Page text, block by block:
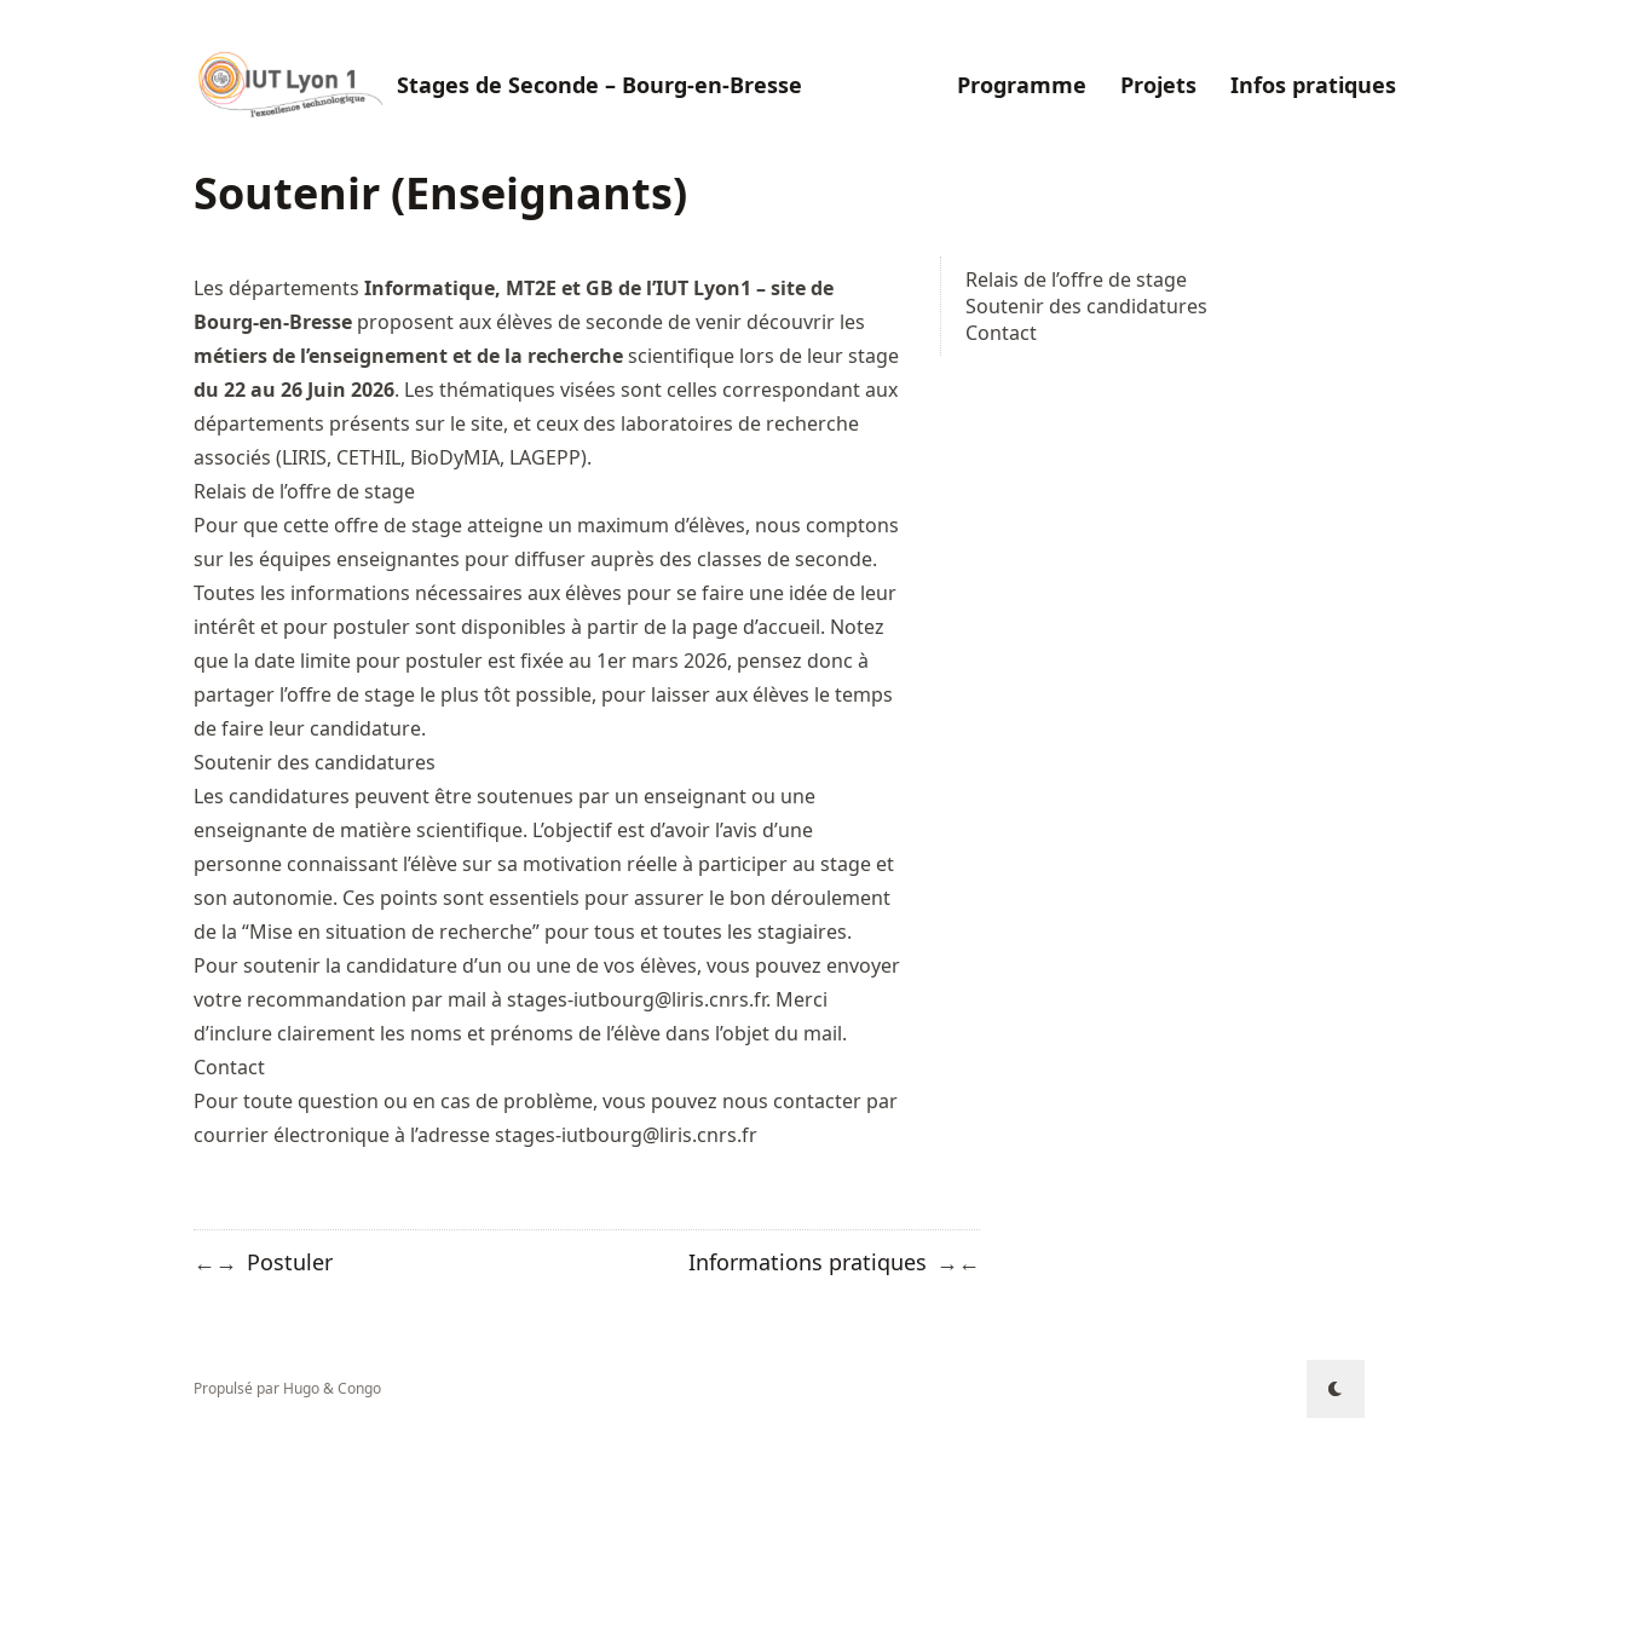
Stages de Seconde – Bourg-en-Bresse Programme Projets Infos pratiques
Soutenir (Enseignants)
Relais de l’offre de stage
Soutenir des candidatures
Contact
Les départements Informatique, MT2E et GB de l’IUT Lyon1 – site de
Bourg-en-Bresse proposent aux élèves de seconde de venir découvrir les
métiers de l’enseignement et de la recherchescientifique lors de leur stage
du 22 au 26 Juin 2026. Les thématiques visées sont celles correspondant aux
départements présents sur le site, et ceux des laboratoires de recherche
associés (LIRIS, CETHIL, BioDyMIA, LAGEPP).
Relais de l’offre de stage
Pour que cette offre de stage atteigne un maximum d’élèves, nous comptons
sur les équipes enseignantes pour diffuser auprès des classes de seconde.
Toutes les informations nécessaires aux élèves pour se faire une idée de leur
intérêt et pour postuler sont disponibles à partir de la page d’accueil. Notez
que la date limite pour postuler est fixée au 1er mars 2026, pensez donc à
partager l’offre de stage le plus tôt possible, pour laisser aux élèves le temps
de faire leur candidature.
Soutenir des candidatures
Les candidatures peuvent être soutenues par un enseignant ou une
enseignante de matière scientifique. L’objectif est d’avoir l’avis d’une
personne connaissant l’élève sur sa motivation réelle à participer au stage et
son autonomie. Ces points sont essentiels pour assurer le bon déroulement
de la “Mise en situation de recherche” pour tous et toutes les stagiaires.
Pour soutenir la candidature d’un ou une de vos élèves, vous pouvez envoyer
votre recommandation par mail à stages-iutbourg@liris.cnrs.fr. Merci
d’inclure clairement les noms et prénoms de l’élève dans l’objet du mail.
Contact
Pour toute question ou en cas de problème, vous pouvez nous contacter par
courrier électronique à l’adressestages-iutbourg@liris.cnrs.fr
← → Postuler Informations pratiques → ←
Propulsé par Hugo&Congo